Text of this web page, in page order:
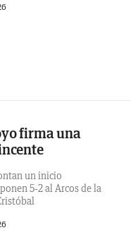
firma una
un inicio
5-2 al Arcos de la